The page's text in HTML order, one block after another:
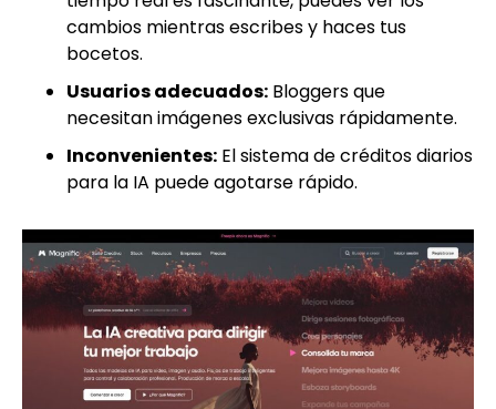
cambios mientras escribes y haces tus
bocetos.
Usuarios adecuados: Bloggers que
necesitan imágenes exclusivas rápidamente.
Inconvenientes: El sistema de créditos diarios
para la IA puede agotarse rápido.